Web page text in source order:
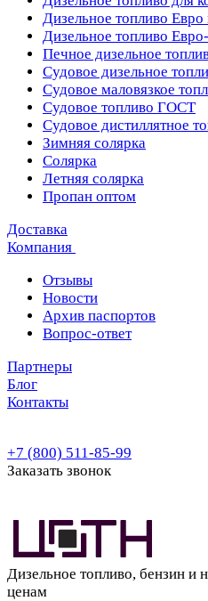
Дизельное топливо
Дизельное топливо
Печное дизельное
Судовое дизельное
Судовое маловязкое
Судовое топливо ГОСТ
Судовое дистиллятное
Зимняя солярка
Солярка
Летняя солярка
Пропан оптом
Доставка
Компания
Отзывы
Новости
Архив паспортов
Вопрос-ответ
Партнеры
Блог
Контакты
+7 (800) 511-85-99
Заказать звонок
Дизельное топливо, бензин
ценам